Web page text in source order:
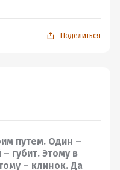
не настолько же книга
чувство
и
сосредоточенным
как гиена,
минут сможет
Поделиться
путем. Один –
губит. Этому в
– клинок. Да